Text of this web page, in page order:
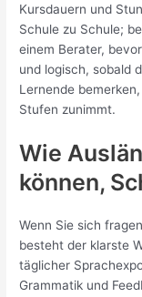
Kursdauern und
Schule zu Schule;
einem Berater,
und logisch, sobald
Lernende
Stufen zunimmt.
Wie
können,
Wenn Sie sich
besteht der klarste
täglicher
Grammatik und